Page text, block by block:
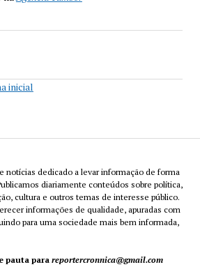
notícias dedicado a levar informação de forma
diariamente conteúdos sobre política,
cultura e outros temas de interesse público.
informações de qualidade, apuradas com
para uma sociedade mais bem informada,
pauta para reportercronnica@gmail.com
inicial